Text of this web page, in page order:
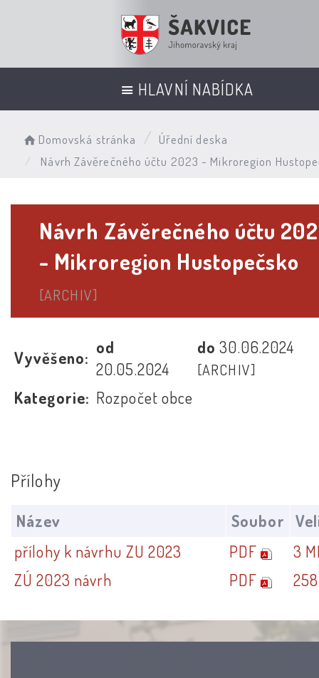
HLAVNÍ NABÍDKA
Domovská stránka
Úřední deska
Návrh Závěrečného účtu 2023 - Mikroregion
Návrh Závěrečného účtu
- Mikroregion Hustopečsko
[ARCHIV]
Vyvěšeno:
od
20.05.2024
do30.06.2024
[ARCHIV]
Kategorie: Rozpočet obce
Přílohy
Název Soubor
přílohy k návrhu ZU 2023
PDF
3
ZÚ 2023 návrh
PDF